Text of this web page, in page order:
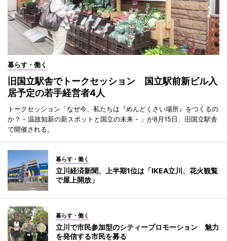
暮らす・働く
旧国立駅舎でトークセッション 国立駅前新ビル入
居予定の若手経営者4人
トークセッション「なぜ今、私たちは『めんどくさい場所』をつくるの
か？ - 温故知新の新スポットと国立の未来 - 」が8月15日、旧国立駅舎
で開催される。
暮らす・働く
立川経済新聞、上半期1位は「IKEA立川、花火観覧
で屋上開放」
暮らす・働く
立川で市民参加型のシティープロモーション 魅力
を発信する市民を募る